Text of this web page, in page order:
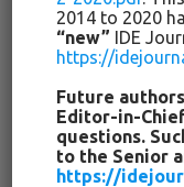
Worauf
abzielt, ist die
Unterscheidens in
Gleichheit, einem
werden immer das
Verschiedenheit
2014 to 2020
“new” IDE
https://
Future
Editor-in-
questions.
to the Senior
https://